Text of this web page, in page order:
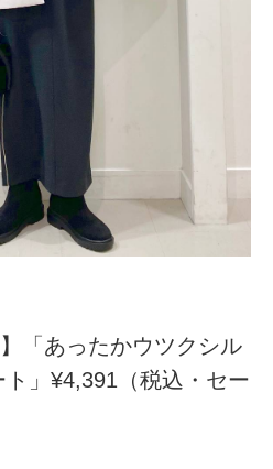
「あったかウツクシル
」¥4,391（税込・セー